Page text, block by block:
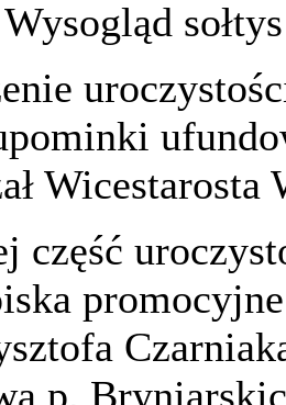
Wysogląd
część
p.